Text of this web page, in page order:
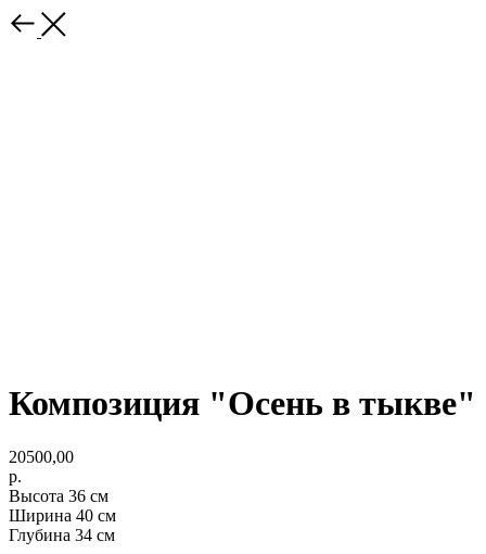
Композиция "Осень в тыкве"
20500,00
р.
Высота 36 см
Ширина 40 см
Глубина 34 см